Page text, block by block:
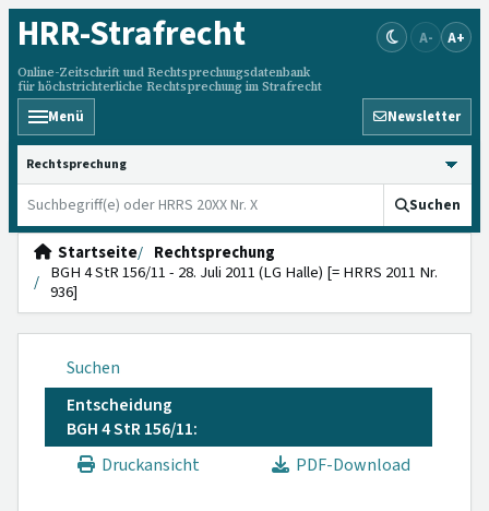
HRR-Strafrecht
Online-Zeitschrift und Rechtsprechungsdatenbank
für höchstrichterliche Rechtsprechung im Strafrecht
A- A+
Menü Newsletter
HRRS durchsuchen
Suchen
Startseite
Rechtsprechung
BGH 4 StR 156/11 - 28. Juli 2011 (LG Halle) [= HRRS 2011 Nr.
936]
Suchen
Entscheidung
BGH 4 StR 156/11:
Druckansicht
PDF-Download